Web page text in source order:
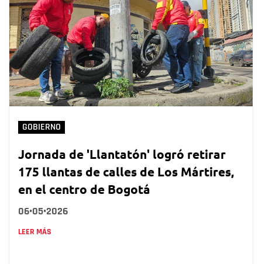
GOBIERNO
Jornada de 'Llantatón' logró retirar
175 llantas de calles de Los Mártires,
en el centro de Bogotá
06•05•2026
LEER MÁS